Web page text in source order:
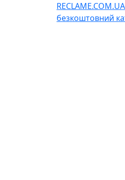
RECLAME.COM.UA
безкоштовний